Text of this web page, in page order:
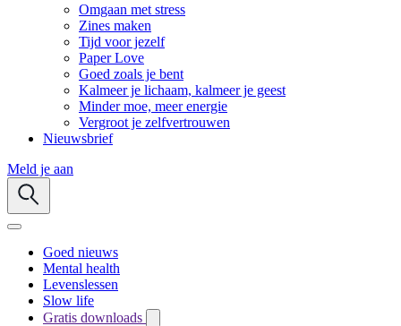
Omgaan met stress
Zines maken
Tijd voor jezelf
Paper Love
Goed zoals je bent
Kalmeer je lichaam, kalmeer je geest
Minder moe, meer energie
Vergroot je zelfvertrouwen
Nieuwsbrief
Meld je aan
Goed nieuws
Mental health
Levenslessen
Slow life
Gratis downloads